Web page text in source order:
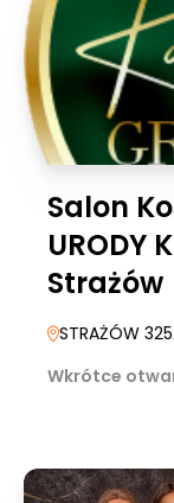
Salon
URODY
Strażów
STRAŻÓW
Wkrótce